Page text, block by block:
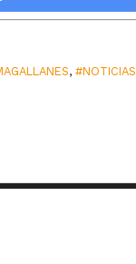
,#NOTICIAS